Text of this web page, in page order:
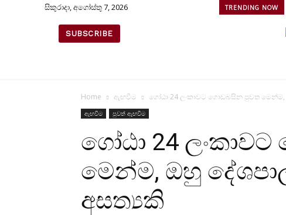
සිකුරාදා, අගෝස්තු 7, 2026 TRENDING NOW
SUBSCRIBE
Home ඇඟවීම ගෝඨා 24 ලංකාවට ගොඩබසින පුවත
ඇඟවීම පුවත් ඇඟවීම
ගෝඨා 24
මෙන්ම, ඔහු
අසත්‍යකි